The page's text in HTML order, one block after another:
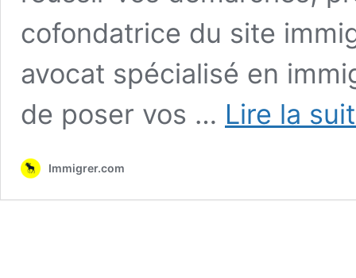
cofondatrice du site
avocat spécialisé en
de poser vos … Lire la
Immigrer.com